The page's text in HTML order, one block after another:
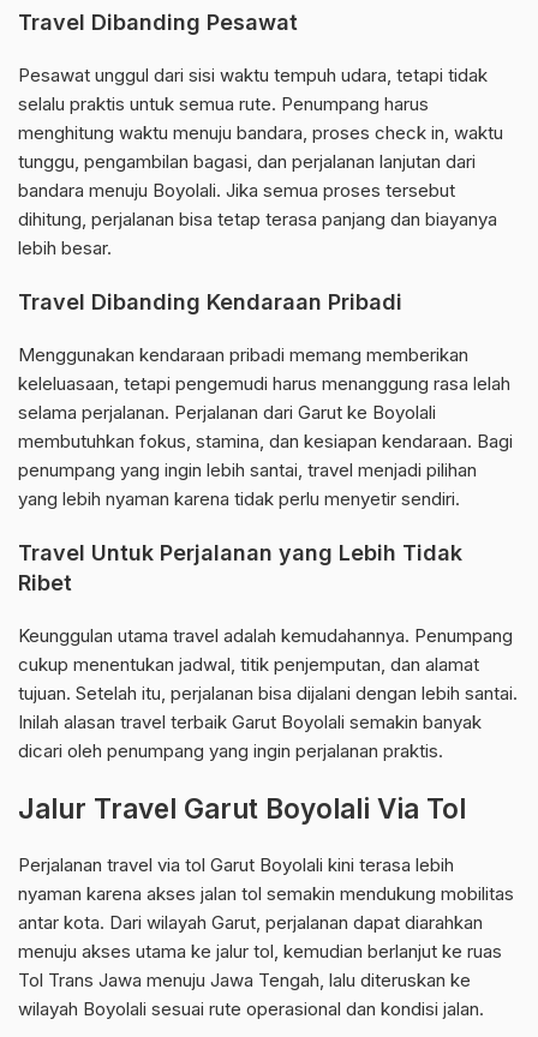
Travel Dibanding Pesawat
Pesawat unggul dari sisi waktu tempuh udara, tetapi tidak
selalu praktis untuk semua rute. Penumpang harus
menghitung waktu menuju bandara, proses check in, waktu
tunggu, pengambilan bagasi, dan perjalanan lanjutan dari
bandara menuju Boyolali. Jika semua proses tersebut
dihitung, perjalanan bisa tetap terasa panjang dan biayanya
lebih besar.
Travel Dibanding Kendaraan Pribadi
Menggunakan kendaraan pribadi memang memberikan
keleluasaan, tetapi pengemudi harus menanggung rasa lelah
selama perjalanan. Perjalanan dari Garut ke Boyolali
membutuhkan fokus, stamina, dan kesiapan kendaraan. Bagi
penumpang yang ingin lebih santai, travel menjadi pilihan
yang lebih nyaman karena tidak perlu menyetir sendiri.
Travel Untuk Perjalanan yang Lebih Tidak
Ribet
Keunggulan utama travel adalah kemudahannya. Penumpang
cukup menentukan jadwal, titik penjemputan, dan alamat
tujuan. Setelah itu, perjalanan bisa dijalani dengan lebih santai.
Inilah alasan travel terbaik Garut Boyolali semakin banyak
dicari oleh penumpang yang ingin perjalanan praktis.
Jalur Travel Garut Boyolali Via Tol
Perjalanan travel via tol Garut Boyolali kini terasa lebih
nyaman karena akses jalan tol semakin mendukung mobilitas
antar kota. Dari wilayah Garut, perjalanan dapat diarahkan
menuju akses utama ke jalur tol, kemudian berlanjut ke ruas
Tol Trans Jawa menuju Jawa Tengah, lalu diteruskan ke
wilayah Boyolali sesuai rute operasional dan kondisi jalan.